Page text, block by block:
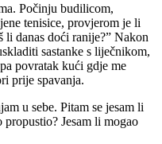
Počinju budilicom,
tenisice, provjerom je li
li danas doći ranije?” Nakon
sastanke s liječnikom,
povratak kući gdje me
prije spavanja.
u sebe. Pitam se jesam li
Jesam li mogao